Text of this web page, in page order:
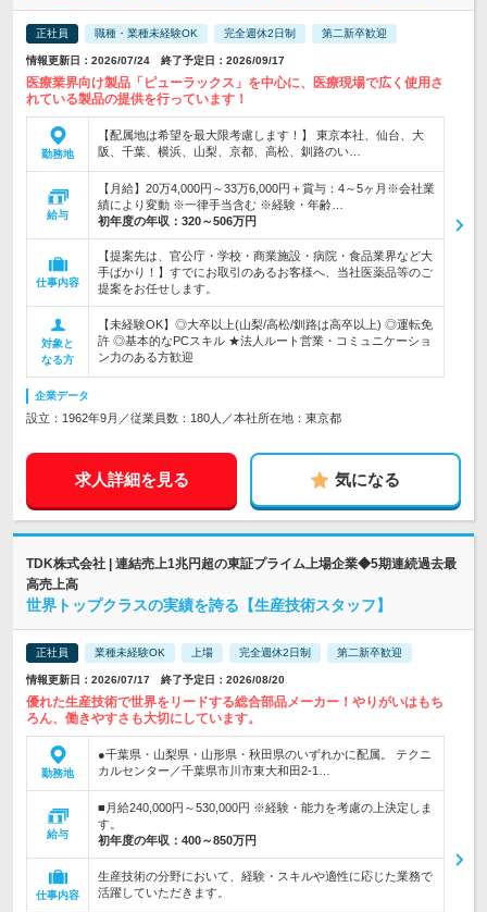
正社員 職種・業種未経験OK 完全週休2日制 第二新卒歓迎
情報更新日：2026/07/24 終了予定日：2026/09/17
医療業界向け製品「ピューラックス」を中心に、医療現場で広く使用さ
れている製品の提供を行っています！
勤務地
【配属地は希望を最大限考慮します！】 東京本社、仙台、大
阪、千葉、横浜、山梨、京都、高松、釧路のい…
給与
【月給】20万4,000円～33万6,000円＋賞与：4～5ヶ月※会社業
績により変動 ※一律手当含む ※経験・年齢…
初年度の年収： 320～506万円
仕事内容
【提案先は、官公庁・学校・商業施設・病院・食品業界など大
手ばかり！】すでにお取引のあるお客様へ、当社医薬品等のご
提案をお任せします。
対象と
なる方
【未経験OK】◎大卒以上(山梨/高松/釧路は高卒以上) ◎運転免
許 ◎基本的なPCスキル ★法人ルート営業・コミュニケーショ
ン力のある方歓迎
企業データ
設立：1962年9月／従業員数：180人／本社所在地：東京都
求人詳細を見る 気になる
TDK株式会社 | 連結売上1兆円超の東証プライム上場企業◆5期連続過去最
高売上高
世界トップクラスの実績を誇る【生産技術スタッフ】
正社員 業種未経験OK 上場 完全週休2日制 第二新卒歓迎
情報更新日：2026/07/17 終了予定日：2026/08/20
優れた生産技術で世界をリードする総合部品メーカー！やりがいはもち
ろん、働きやすさも大切にしています。
勤務地
●千葉県・山梨県・山形県・秋田県のいずれかに配属。 テクニ
カルセンター／千葉県市川市東大和田2-1…
給与
■月給240,000円～530,000円 ※経験・能力を考慮の上決定しま
す。
初年度の年収： 400～850万円
仕事内容
生産技術の分野において、経験・スキルや適性に応じた業務で
活躍していただきます。